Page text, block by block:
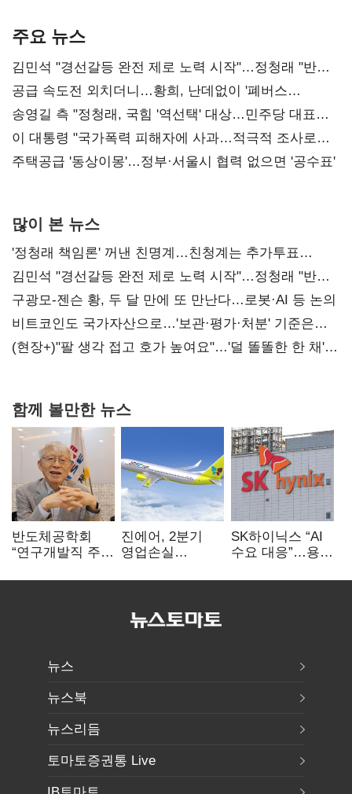
주요 뉴스
김민석 "경선갈등 완전 제로 노력 시작"…정청래 "반명
공세 사과부터"
공급 속도전 외치더니…황희, 난데없이 '폐버스
리모델링' 제안
송영길 측 "정청래, 국힘 '역선택' 대상…민주당 대표로
총선 지휘 못해"
이 대통령 "국가폭력 피해자에 사과…적극적 조사로
진실 밝혀야"
주택공급 '동상이몽'…정부·서울시 협력 없으면 '공수표'
많이 본 뉴스
'정청래 책임론' 꺼낸 친명계…친청계는 추가투표
때리기
김민석 "경선갈등 완전 제로 노력 시작"…정청래 "반명
공세 사과부터 해야"
구광모-젠슨 황, 두 달 만에 또 만난다…로봇·AI 등 논의
비트코인도 국가자산으로…'보관·평가·처분' 기준은
숙제
(현장+)"팔 생각 접고 호가 높여요"…'덜 똘똘한 한 채'
함께 볼만한 뉴스
반도체공학회
“연구개발직 주
개선해야”
진에어, 2분기
영업손실
상승 여파
SK하이닉스 “AI
수요 대응”…용인
투자
뉴스
뉴스북
뉴스리듬
토마토증권통 Live